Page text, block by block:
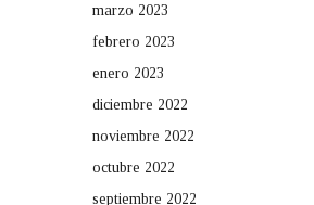
marzo 2023
febrero 2023
enero 2023
diciembre 2022
noviembre 2022
octubre 2022
septiembre 2022